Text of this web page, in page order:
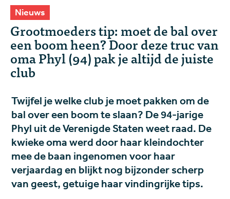
Nieuws
Grootmoeders tip: moet de bal over
een boom heen? Door deze truc van
oma Phyl (94) pak je altijd de juiste
club
Twijfel je welke club je moet pakken om de
bal over een boom te slaan? De 94-jarige
Phyl uit de Verenigde Staten weet raad. De
kwieke oma werd door haar kleindochter
mee de baan ingenomen voor haar
verjaardag en blijkt nog bijzonder scherp
van geest, getuige haar vindingrijke tips.